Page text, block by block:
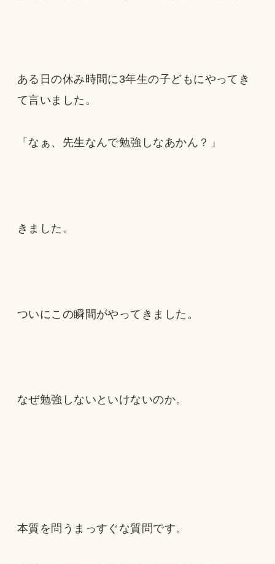
ある日の休み時間に3年生の子どもにやってき
て言いました。
「なぁ、先生なんで勉強しなあかん？」
きました。
ついにこの瞬間がやってきました。
なぜ勉強しないといけないのか。
本質を問うまっすぐな質問です。